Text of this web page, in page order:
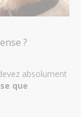
?
absolument
que